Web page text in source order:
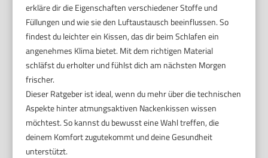
erkläre dir die Eigenschaften verschiedener Stoffe und
Füllungen und wie sie den Luftaustausch beeinflussen. So
findest du leichter ein Kissen, das dir beim Schlafen ein
angenehmes Klima bietet. Mit dem richtigen Material
schläfst du erholter und fühlst dich am nächsten Morgen
frischer.
Dieser Ratgeber ist ideal, wenn du mehr über die technischen
Aspekte hinter atmungsaktiven Nackenkissen wissen
möchtest. So kannst du bewusst eine Wahl treffen, die
deinem Komfort zugutekommt und deine Gesundheit
unterstützt.